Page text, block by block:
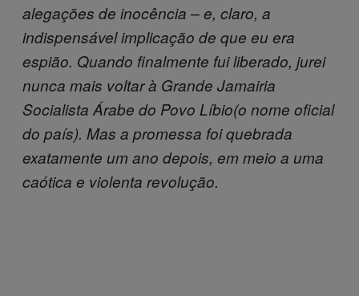
alegações de inocência – e, claro, a
indispensável implicação de que eu era
espião. Quando finalmente fui liberado, jurei
nunca mais voltar à Grande Jamairia
Socialista Árabe do Povo Líbio(o nome oficial
do país). Mas a promessa foi quebrada
exatamente um ano depois, em meio a uma
caótica e violenta revolução.